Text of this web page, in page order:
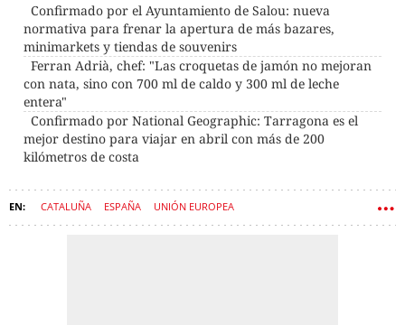
Confirmado por el Ayuntamiento de Salou: nueva
normativa para frenar la apertura de más bazares,
minimarkets y tiendas de souvenirs
Ferran Adrià, chef: "Las croquetas de jamón no mejoran
con nata, sino con 700 ml de caldo y 300 ml de leche
entera"
Confirmado por National Geographic: Tarragona es el
mejor destino para viajar en abril con más de 200
kilómetros de costa
CATALUÑA ESPAÑA UNIÓN EUROPEA